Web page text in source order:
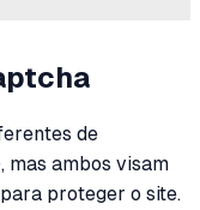
de
mas ambos visam
proteger o site.